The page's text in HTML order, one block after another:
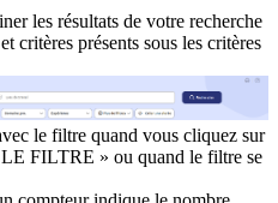
les résultats de votre recherche
critères présents sous les critères
le filtre quand vous cliquez sur
FILTRE » ou quand le filtre se